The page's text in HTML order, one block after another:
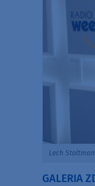
Lech
GALERIA